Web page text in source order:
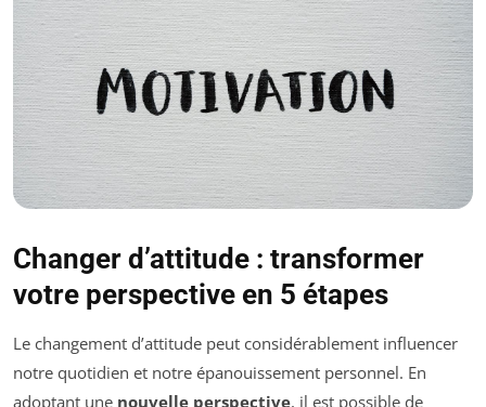
Changer d’attitude : transformer
votre perspective en 5 étapes
Le changement d’attitude peut considérablement influencer
notre quotidien et notre épanouissement personnel. En
adoptant une nouvelle perspective, il est possible de